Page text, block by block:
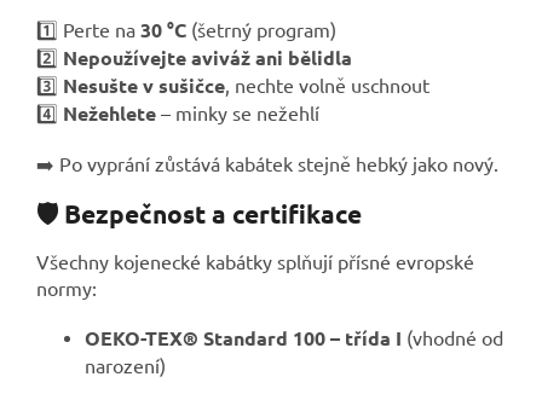
1️⃣ Perte na 30 °C (šetrný program)
2️⃣ Nepoužívejte aviváž ani bělidla
3️⃣ Nesušte v sušičce, nechte volně uschnout
4️⃣ Nežehlete – minky se nežehlí
➡️ Po vyprání zůstává kabátek stejně hebký jako nový.
🛡️ Bezpečnost a certifikace
Všechny kojenecké kabátky splňují přísné evropské
normy:
OEKO-TEX® Standard 100 – třída I (vhodné od
narození)